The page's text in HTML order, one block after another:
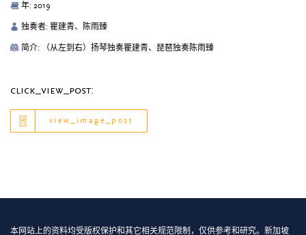
年: 2019
独奏者: 瞿建青、陈雨臻
简介: （从左到右）扬琴独奏瞿建青、琵琶独奏陈雨臻
click_view_post:
view_image_post
本网站上的资料均受版权保护和其它相关规范限制，仅供参考和研究。新加坡